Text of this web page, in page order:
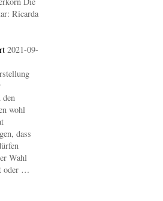
Ricarda
2021-09-
wohl
dass
Wahl
oder …